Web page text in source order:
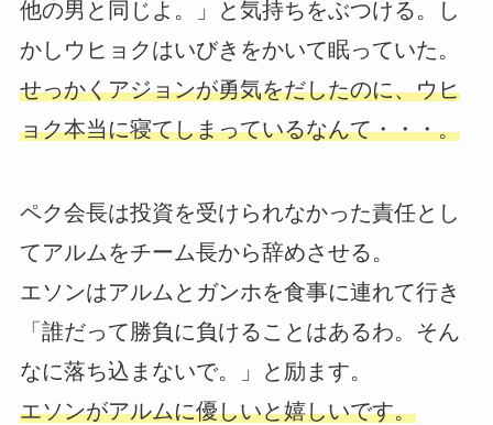
他の男と同じよ。」と気持ちをぶつける。し
かしウヒョクはいびきをかいて眠っていた。
せっかくアジョンが勇気をだしたのに、ウヒ
ョク本当に寝てしまっているなんて・・・。
ペク会長は投資を受けられなかった責任とし
てアルムをチーム長から辞めさせる。
エソンはアルムとガンホを食事に連れて行き
「誰だって勝負に負けることはあるわ。そん
なに落ち込まないで。」と励ます。
エソンがアルムに優しいと嬉しいです。